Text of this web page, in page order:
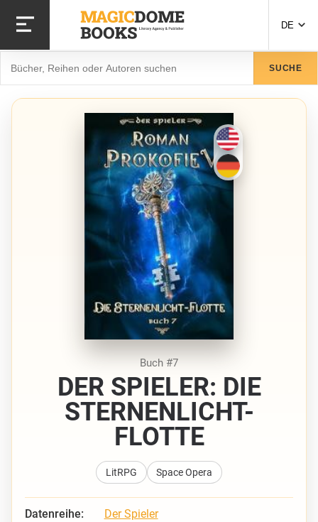
zum
Inhalt
DE
SUCHE
Buch #7
DER SPIELER: DIE
STERNENLICHT-
FLOTTE
LitRPG Space Opera
Datenreihe:
Der Spieler